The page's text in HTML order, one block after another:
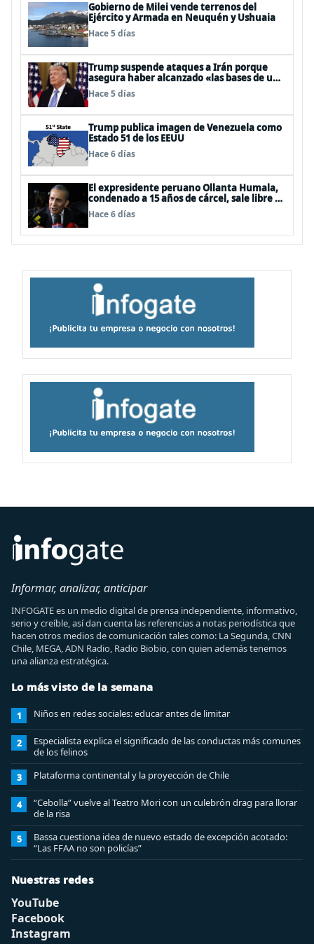
Gobierno de Milei vende terrenos del
Ejército y Armada en Neuquén y Ushuaia
Hace 5 días
Trump suspende ataques a Irán porque
asegura haber alcanzado «las bases de un
acuerdo»
Hace 5 días
Trump publica imagen de Venezuela como
Estado 51 de los EEUU
Hace 6 días
El expresidente peruano Ollanta Humala,
condenado a 15 años de cárcel, sale libre al
anularse su caso
Hace 6 días
Informar, analizar, anticipar
INFOGATE es un medio digital de prensa independiente, informativo,
serio y creíble, así dan cuenta las referencias a notas periodística que
hacen otros medios de comunicación tales como: La Segunda, CNN
Chile, MEGA, ADN Radio, Radio Biobio, con quien además tenemos
una alianza estratégica.
Lo más visto de la semana
1 Niños en redes sociales: educar antes de limitar
2
Especialista explica el significado de las conductas más comunes
de los felinos
3 Plataforma continental y la proyección de Chile
4
“Cebolla” vuelve al Teatro Mori con un culebrón drag para llorar
de la risa
5
Bassa cuestiona idea de nuevo estado de excepción acotado:
“Las FFAA no son policías”
Nuestras redes
YouTube
Facebook
Instagram